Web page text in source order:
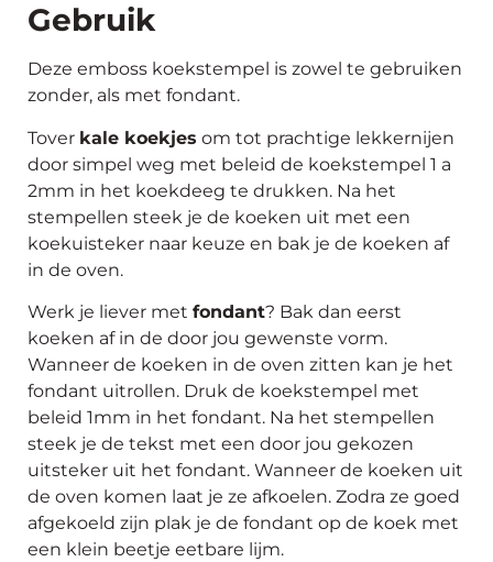
Gebruik
Deze emboss koekstempel is zowel te gebruiken
zonder, als met fondant.
Tover kale koekjes om tot prachtige lekkernijen
door simpel weg met beleid de koekstempel 1 a
2mm in het koekdeeg te drukken. Na het
stempellen steek je de koeken uit met een
koekuisteker naar keuze en bak je de koeken af
in de oven.
Werk je liever met fondant? Bak dan eerst
koeken af in de door jou gewenste vorm.
Wanneer de koeken in de oven zitten kan je het
fondant uitrollen. Druk de koekstempel met
beleid 1mm in het fondant. Na het stempellen
steek je de tekst met een door jou gekozen
uitsteker uit het fondant. Wanneer de koeken uit
de oven komen laat je ze afkoelen. Zodra ze goed
afgekoeld zijn plak je de fondant op de koek met
een klein beetje eetbare lijm.